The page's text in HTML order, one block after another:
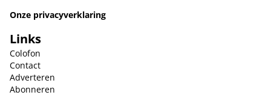
Onze privacyverklaring
Links
Colofon
Contact
Adverteren
Abonneren